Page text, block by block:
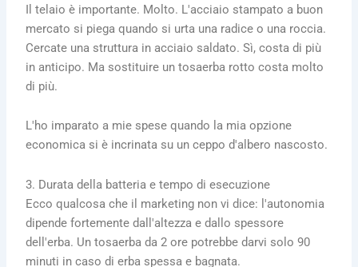
Il telaio è importante. Molto. L'acciaio stampato a buon
mercato si piega quando si urta una radice o una roccia.
Cercate una struttura in acciaio saldato. Sì, costa di più
in anticipo. Ma sostituire un tosaerba rotto costa molto
di più.
L'ho imparato a mie spese quando la mia opzione
economica si è incrinata su un ceppo d'albero nascosto.
3. Durata della batteria e tempo di esecuzione
Ecco qualcosa che il marketing non vi dice: l'autonomia
dipende fortemente dall'altezza e dallo spessore
dell'erba. Un tosaerba da 2 ore potrebbe darvi solo 90
minuti in caso di erba spessa e bagnata.